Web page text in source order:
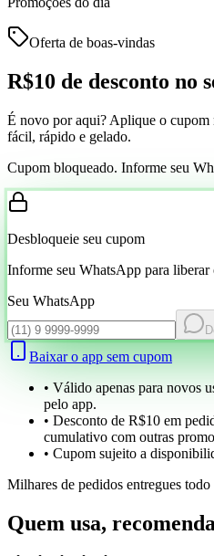
Oferta de boas-vindas
R$10 de desconto no
É novo por aqui? Aplique o
fácil, rápido e gelado.
Cupom bloqueado. Informe seu
Desbloqueie seu cupom
Informe seu WhatsApp para liberar
Seu WhatsApp
Baixar o app sem cupom
• Válido apenas para novos
pelo app.
• Desconto de R$10 em
cumulativo com outras
• Cupom sujeito a
Milhares de pedidos entregues todo
Quem usa, recomenda